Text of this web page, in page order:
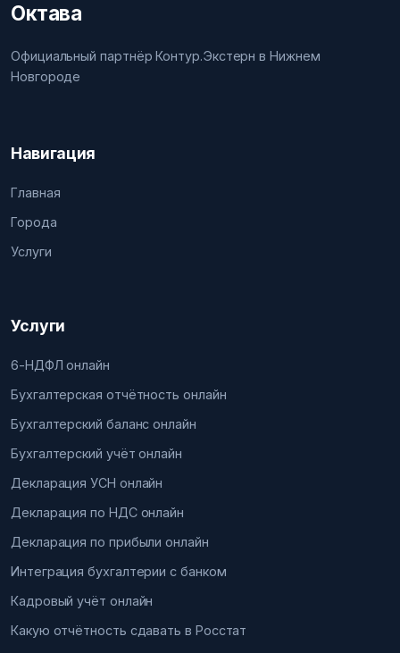
Октава
Официальный партнёр Контур.Экстерн в Нижнем
Новгороде
Навигация
Главная
Города
Услуги
Услуги
6-НДФЛ онлайн
Бухгалтерская отчётность онлайн
Бухгалтерский баланс онлайн
Бухгалтерский учёт онлайн
Декларация УСН онлайн
Декларация по НДС онлайн
Декларация по прибыли онлайн
Интеграция бухгалтерии с банком
Кадровый учёт онлайн
Какую отчётность сдавать в Росстат